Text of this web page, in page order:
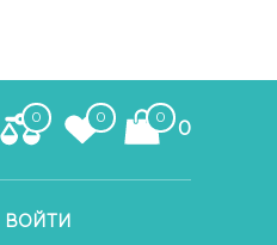
0 0 0
0
ВОЙТИ